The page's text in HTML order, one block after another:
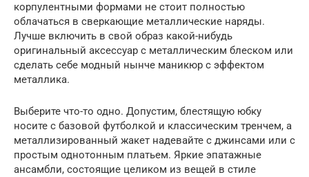
корпулентными формами не стоит полностью
облачаться в сверкающие металлические наряды.
Лучше включить в свой образ какой-нибудь
оригинальный аксессуар с металлическим блеском или
сделать себе модный нынче маникюр с эффектом
металлика.
Выберите что-то одно. Допустим, блестящую юбку
носите с базовой футболкой и классическим тренчем, а
металлизированный жакет надевайте с джинсами или с
простым однотонным платьем. Яркие эпатажные
ансамбли, состоящие целиком из вещей в стиле